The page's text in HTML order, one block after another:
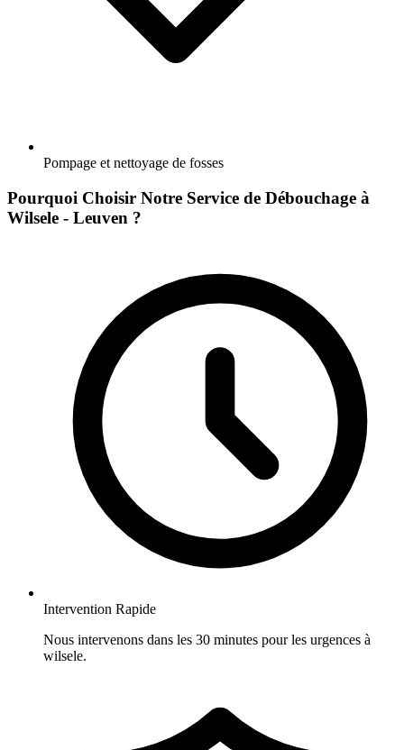
Pompage et nettoyage de fosses
Pourquoi Choisir Notre Service de Débouchage à
Wilsele - Leuven ?
Intervention Rapide
Nous intervenons dans les 30 minutes pour les urgences à
wilsele.